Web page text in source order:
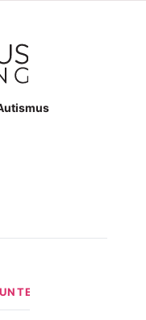
UNTERSTÜTZEN